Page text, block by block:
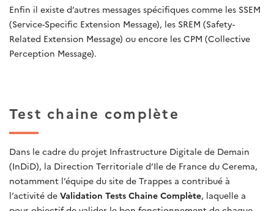
Enfin il existe d’autres messages spécifiques comme les SSEM
(Service-Specific Extension Message), les SREM (Safety-
Related Extension Message) ou encore les CPM (Collective
Perception Message).
Test chaine complète
Dans le cadre du projet Infrastructure Digitale de Demain
(InDiD), la Direction Territoriale d’Ile de France du Cerema,
notamment l’équipe du site de Trappes a contribué à
l’activité de Validation Tests Chaine Complète, laquelle a